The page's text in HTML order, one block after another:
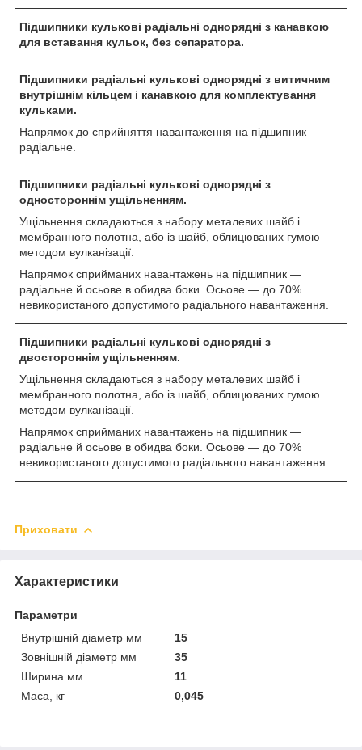
Підшипники кулькові радіальні однорядні з канавкою
для вставання кульок, без сепаратора.
Підшипники радіальні кулькові однорядні з витичним
внутрішнім кільцем і канавкою для комплектування
кульками.
Напрямок до сприйняття навантаження на підшипник —
радіальне.
Підшипники радіальні кулькові однорядні з
одностороннім ущільненням.
Ущільнення складаються з набору металевих шайб і
мембранного полотна, або із шайб, облицюваних гумою
методом вулканізації.
Напрямок сприйманих навантажень на підшипник —
радіальне й осьове в обидва боки. Осьове — до 70%
невикористаного допустимого радіального навантаження.
Підшипники радіальні кулькові однорядні з
двостороннім ущільненням.
Ущільнення складаються з набору металевих шайб і
мембранного полотна, або із шайб, облицюваних гумою
методом вулканізації.
Напрямок сприйманих навантажень на підшипник —
радіальне й осьове в обидва боки. Осьове — до 70%
невикористаного допустимого радіального навантаження.
Приховати
Характеристики
Параметри
Внутрішній діаметр мм
15
Зовнішній діаметр мм
35
Ширина мм
11
Маса, кг
0,045